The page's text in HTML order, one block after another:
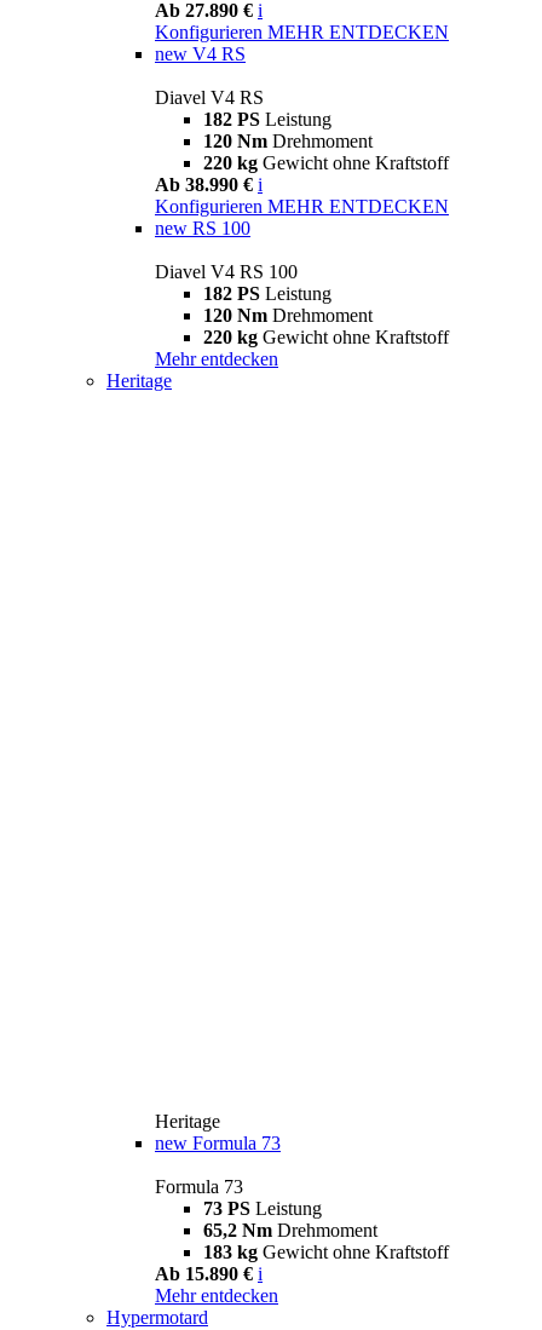
Ab 27.890 € i
Konfigurieren MEHR ENTDECKEN
new V4 RS
Diavel V4 RS
182 PS Leistung
120 Nm Drehmoment
220 kg Gewicht ohne Kraftstoff
Ab 38.990 € i
Konfigurieren MEHR ENTDECKEN
new RS 100
Diavel V4 RS 100
182 PS Leistung
120 Nm Drehmoment
220 kg Gewicht ohne Kraftstoff
Mehr entdecken
Heritage
Heritage
new Formula 73
Formula 73
73 PS Leistung
65,2 Nm Drehmoment
183 kg Gewicht ohne Kraftstoff
Ab 15.890 € i
Mehr entdecken
Hypermotard